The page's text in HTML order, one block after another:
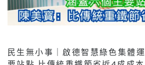
民生無小事｜啟德智慧綠色集體